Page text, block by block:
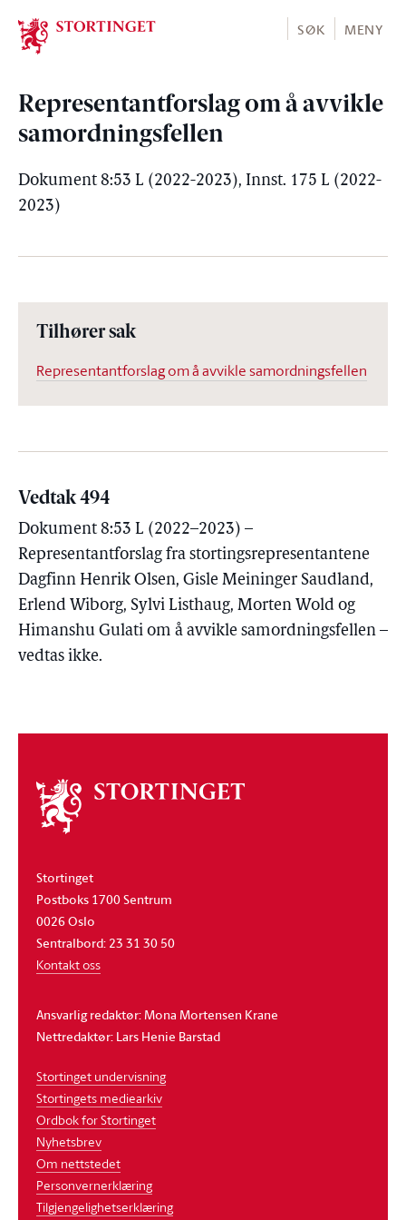
Stortinget.no
SØK MENY
Representantforslag om å avvikle
samordningsfellen
Dokument 8:53 L (2022-2023), Innst. 175 L (2022-
2023)
Tilhører sak
Representantforslag om å avvikle samordningsfellen
Vedtak 494
Dokument 8:53 L (2022–2023) –
Representantforslag fra stortingsrepresentantene
Dagfinn Henrik Olsen, Gisle Meininger Saudland,
Erlend Wiborg, Sylvi Listhaug, Morten Wold og
Himanshu Gulati om å avvikle samordningsfellen –
vedtas ikke.
Om
stortinget
Stortinget
Postboks 1700 Sentrum
0026 Oslo
Sentralbord: 23 31 30 50
Kontakt oss
Ansvarlig redaktør: Mona Mortensen Krane
Nettredaktør: Lars Henie Barstad
Stortinget undervisning
Stortingets mediearkiv
Ordbok for Stortinget
Nyhetsbrev
Om nettstedet
Personvernerklæring
Tilgjengelighetserklæring